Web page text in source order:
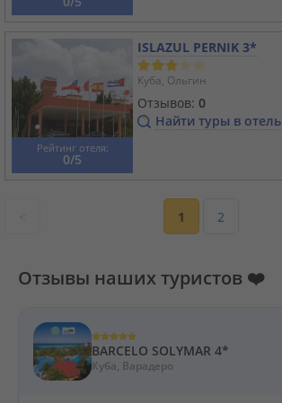
Рейтинг отеля:
0/5
ISLAZUL PERNIK 3*
Куба, Ольгин
Отзывов: 0
Найти туры в отель
1 2
Отзывы наших туристов ❤️
BARCELO SOLYMAR 4*
Куба, Варадеро